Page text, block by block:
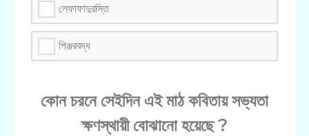
লেফাফাদুরস্তি
পিঞ্জরবদ্ধ
কোন চরনে সেইদিন এই মাঠ কবিতায় সভ্যতা
ক্ষণস্থায়ী বোঝানো হয়েছে ?